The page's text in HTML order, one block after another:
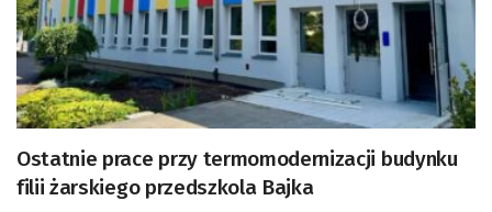
Ostatnie prace przy termomodernizacji budynku
filii żarskiego przedszkola Bajka